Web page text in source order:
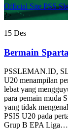
Official Site PSS
?>
15 Des
Bermain
PSSLEMAN.ID,
U20 menampilan
lebat yang
para pemain muda
yang tidak
PSIS U20 pada
Grup B EPA Liga…